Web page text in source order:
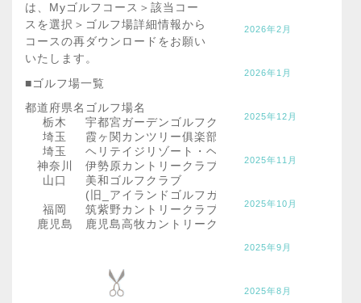
は、Myゴルフコース＞該当コー
スを選択＞ゴルフ場詳細情報から
コースの再ダウンロードをお願い
いたします。
■ゴルフ場一覧
都道府県名 ゴルフ場名
栃木
宇都宮ガーデンゴルフクラブ
埼玉
霞ヶ関カンツリー俱楽部
埼玉
ヘリテイジリゾート・ヘリテイジゴルフコース
神奈川
伊勢原カントリークラブ
山口
美和ゴルフクラブ
(旧_アイランドゴルフガーデン美和)
福岡
筑紫野カントリークラブ
鹿児島
鹿児島高牧カントリークラブ
2026年2月
2026年1月
2025年12月
2025年11月
2025年10月
2025年9月
2025年8月